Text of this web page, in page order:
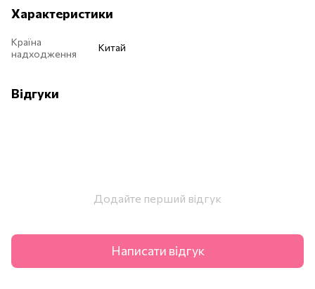
Характеристики
Країна
надходження
Китай
Відгуки
Додайте перший відгук
Написати відгук